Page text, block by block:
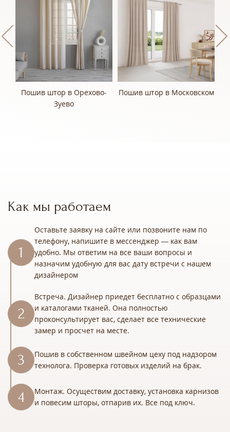
Пошив штор в Орехово-
Зуево
Пошив штор в Московском
Как мы работаем
Оставьте заявку на сайте или позвоните нам по
телефону, напишите в мессенджер — как вам
удобно. Мы ответим на все ваши вопросы и
назначим удобную для вас дату встречи с нашем
дизайнером
Встреча. Дизайнер приедет бесплатно с образцами
и каталогами тканей. Она полностью
проконсультирует вас, сделает все технические
замер и просчет на месте.
Пошив в собственном швейном цеху под надзором
технолога. Проверка готовых изделий на брак.
Монтаж. Осуществим доставку, установка карнизов
и повесим шторы, отпарив их. Все под ключ.